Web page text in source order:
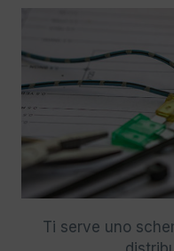
Ti serve uno